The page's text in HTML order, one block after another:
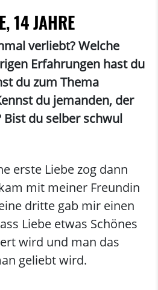
14 JAHRE
verliebt? Welche
Erfahrungen hast du
du zum Thema
du jemanden, der
du selber schwul
erste Liebe zog dann
mit meiner Freundin
dritte gab mir einen
Liebe etwas Schönes
wird und man das
geliebt wird.